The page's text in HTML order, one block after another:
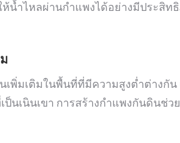
น้ำไหลผ่านกำแพงได้อย่างมีประสิท
พิ่มเติมในพื้นที่ที่มีความสูงต่ำต่างกัน
นเนินเขา การสร้างกำแพงกันดินช่ว